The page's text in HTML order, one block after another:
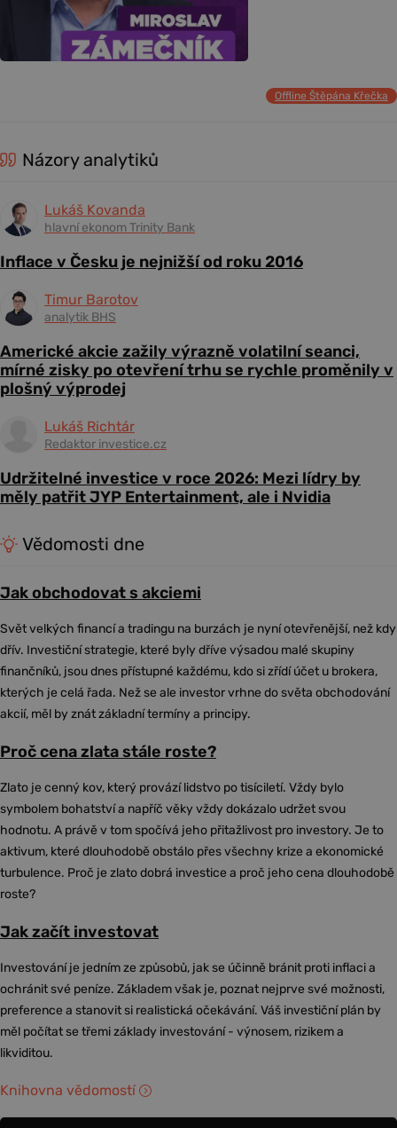
Offline Štěpána Křečka
Názory analytiků
Lukáš Kovanda
hlavní ekonom Trinity Bank
Inflace v Česku je nejnižší od roku 2016
Timur Barotov
analytik BHS
Americké akcie zažily výrazně volatilní seanci,
mírné zisky po otevření trhu se rychle proměnily v
plošný výprodej
Lukáš Richtár
Redaktor investice.cz
Udržitelné investice v roce 2026: Mezi lídry by
měly patřit JYP Entertainment, ale i Nvidia
Vědomosti dne
Jak obchodovat s akciemi
Svět velkých financí a tradingu na burzách je nyní otevřenější, než kdy
dřív. Investiční strategie, které byly dříve výsadou malé skupiny
finančníků, jsou dnes přístupné každému, kdo si zřídí účet u brokera,
kterých je celá řada. Než se ale investor vrhne do světa obchodování
akcií, měl by znát základní termíny a principy.
Proč cena zlata stále roste?
Zlato je cenný kov, který provází lidstvo po tisíciletí. Vždy bylo
symbolem bohatství a napříč věky vždy dokázalo udržet svou
hodnotu. A právě v tom spočívá jeho přitažlivost pro investory. Je to
aktivum, které dlouhodobě obstálo přes všechny krize a ekonomické
turbulence. Proč je zlato dobrá investice a proč jeho cena dlouhodobě
roste?
Jak začít investovat
Investování je jedním ze způsobů, jak se účinně bránit proti inflaci a
ochránit své peníze. Základem však je, poznat nejprve své možnosti,
preference a stanovit si realistická očekávání. Váš investiční plán by
měl počítat se třemi základy investování - výnosem, rizikem a
likviditou.
Knihovna vědomostí